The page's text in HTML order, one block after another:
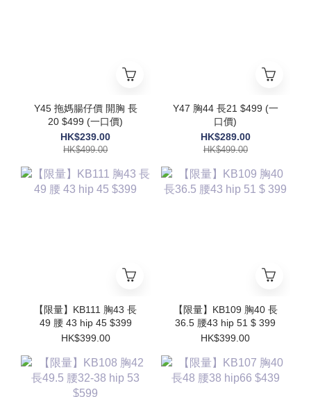
Y45 拖媽腸仔價 開胸 長
20 $499 (一口價)
HK$239.00
HK$499.00
Y47 胸44 長21 $499 (一
口價)
HK$289.00
HK$499.00
【限量】KB111 胸43 長
49 腰 43 hip 45 $399
HK$399.00
【限量】KB109 胸40 長
36.5 腰43 hip 51 $ 399
HK$399.00